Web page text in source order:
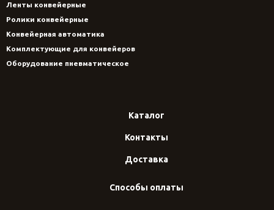
Ленты конвейерные
Ролики конвейерные
Конвейерная автоматика
Комплектующие для конвейеров
Оборудование пневматическое
Каталог
Контакты
Доставка
Способы оплаты